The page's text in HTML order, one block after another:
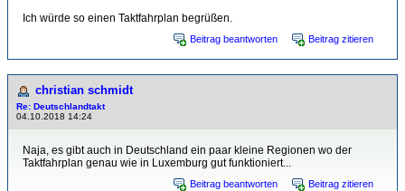
Ich würde so einen Taktfahrplan begrüßen.
Beitrag beantworten Beitrag zitieren
christian schmidt
Re: Deutschlandtakt
04.10.2018 14:24
Naja, es gibt auch in Deutschland ein paar kleine Regionen wo der
Taktfahrplan genau wie in Luxemburg gut funktioniert...
Beitrag beantworten Beitrag zitieren